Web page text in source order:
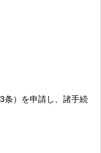
条）を申請し、諸手続